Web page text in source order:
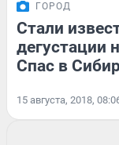
ГОРОД
Стали
дегустации
Спас в
15 августа, 2018,